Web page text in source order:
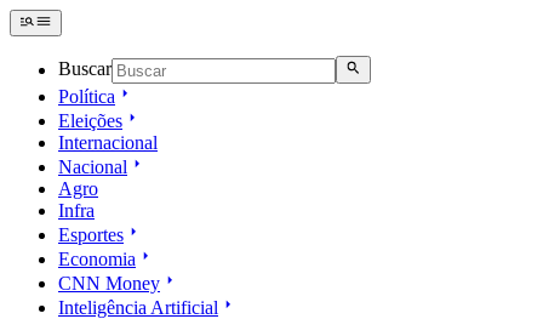
Buscar
Política
Eleições
Internacional
Nacional
Agro
Infra
Esportes
Economia
CNN Money
Inteligência Artificial